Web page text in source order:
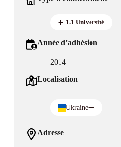
1.1 Université
Année d’adhésion
2014
Localisation
Ukraine
Adresse